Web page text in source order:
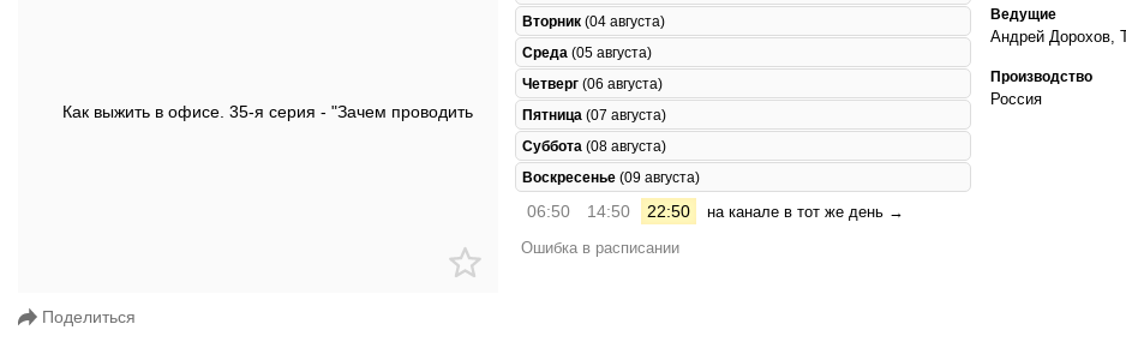
Поделиться
Вторник (04 августа)
Среда (05 августа)
Четверг (06 августа)
Пятница (07 августа)
Суббота (08 августа)
Воскресенье (09 августа)
06:50 14:50 22:50
на канале в тот же день →
Ошибка в расписании
Ведущие
Андрей Дорохов,
Производство
Россия